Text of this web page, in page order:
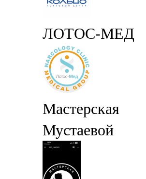
ЛОТОС-МЕД
Мастерская
Мустаевой